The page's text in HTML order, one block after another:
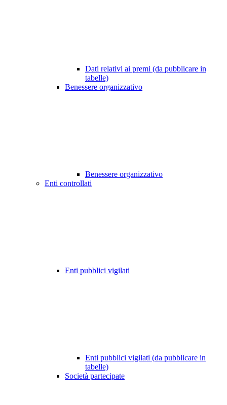
Dati relativi ai premi (da pubblicare in
tabelle)
Benessere organizzativo
Benessere organizzativo
Enti controllati
Enti pubblici vigilati
Enti pubblici vigilati (da pubblicare in
tabelle)
Società partecipate